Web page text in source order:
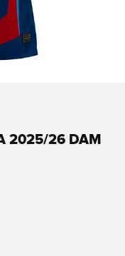
2025/26 DAM